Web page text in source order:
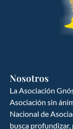
Nosotros
La Asociación
Asociación sin
Nacional de
busca